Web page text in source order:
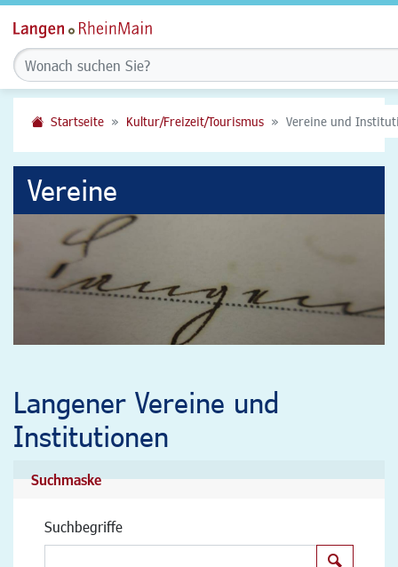
Startseite Kultur/Freizeit/Tourismus Vereine und
Vereine
Langener Vereine und
Institutionen
Suchmaske
Suchbegriffe